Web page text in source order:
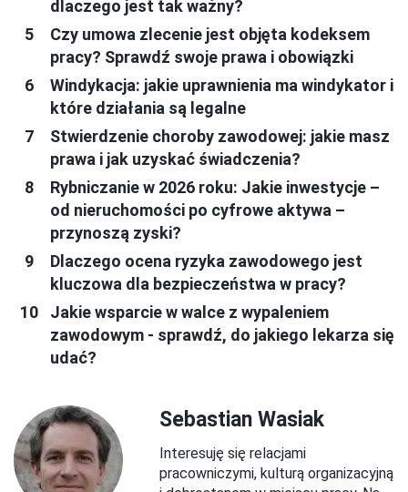
dlaczego jest tak ważny?
Czy umowa zlecenie jest objęta kodeksem
pracy? Sprawdź swoje prawa i obowiązki
Windykacja: jakie uprawnienia ma windykator i
które działania są legalne
Stwierdzenie choroby zawodowej: jakie masz
prawa i jak uzyskać świadczenia?
Rybniczanie w 2026 roku: Jakie inwestycje –
od nieruchomości po cyfrowe aktywa –
przynoszą zyski?
Dlaczego ocena ryzyka zawodowego jest
kluczowa dla bezpieczeństwa w pracy?
Jakie wsparcie w walce z wypaleniem
zawodowym - sprawdź, do jakiego lekarza się
udać?
Sebastian Wasiak
Interesuję się relacjami
pracowniczymi, kulturą organizacyjną